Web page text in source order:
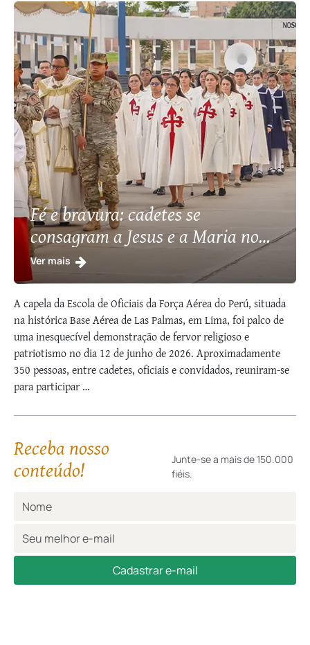
Fé e bravura: cadetes se
consagram a Jesus e a Maria no
Peru
Ver mais
A capela da Escola de Oficiais da Força Aérea do Perú, situada
na histórica Base Aérea de Las Palmas, em Lima, foi palco de
uma inesquecível demonstração de fervor religioso e
patriotismo no dia 12 de junho de 2026. Aproximadamente
350 pessoas, entre cadetes, oficiais e convidados, reuniram-se
para participar …
Receba nosso
conteúdo!
Junte-se a mais de 150.000
fiéis.
Cadastrar e-mail